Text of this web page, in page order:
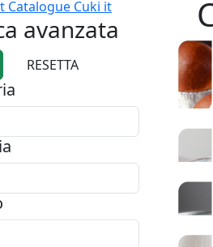
avanzata